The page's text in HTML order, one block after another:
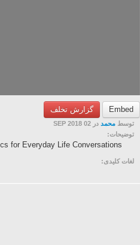
Embed گزارش تخلف
توسط محمد در 02 SEP 2018
توضیحات:
for Everyday Life Conversations
لغات کلیدی: